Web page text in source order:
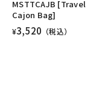
MSTTCAJB [Travel
Cajon Bag]
¥3,520 （税込）